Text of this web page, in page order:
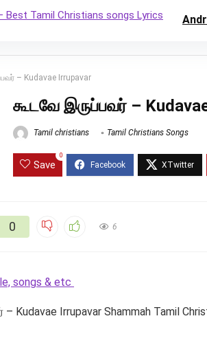
– Kudavae Irrupavar
கூடவே இருப்பவர் –
Tamil christians Tamil Christians Songs
Save
0
0 6
songs & etc
Kudavae Irrupavar Shammah Tamil